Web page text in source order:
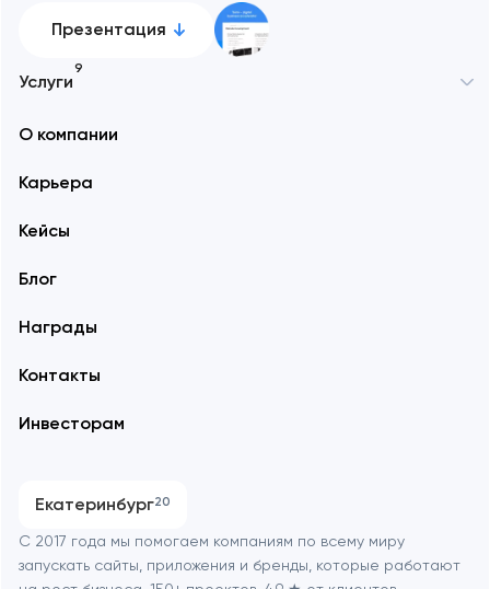
Презентация
Услуги
9
О компании
Карьера
Кейсы
Блог
Награды
Контакты
Инвесторам
Екатеринбург20
С 2017 года мы помогаем компаниям по всему миру
запускать сайты, приложения и бренды, которые работают